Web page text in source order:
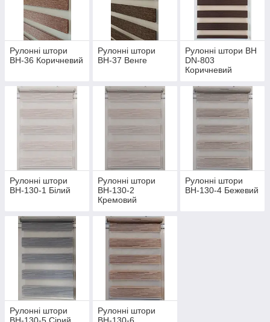
Рулонні штори
ВН-36 Коричневий
Рулонні штори
ВН-37 Венге
Рулонні штори ВН
DN-803
Коричневий
Рулонні штори
ВН-130-1 Білий
Рулонні штори
ВН-130-2
Кремовий
Рулонні штори
ВН-130-4 Бежевий
Рулонні штори
Рулонні штори